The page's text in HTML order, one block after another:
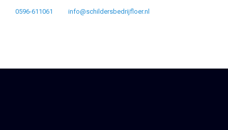
0596-611061 info@schildersbedrijfloer.nl